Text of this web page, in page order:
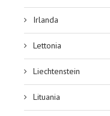
Irlanda
Lettonia
Liechtenstein
Lituania